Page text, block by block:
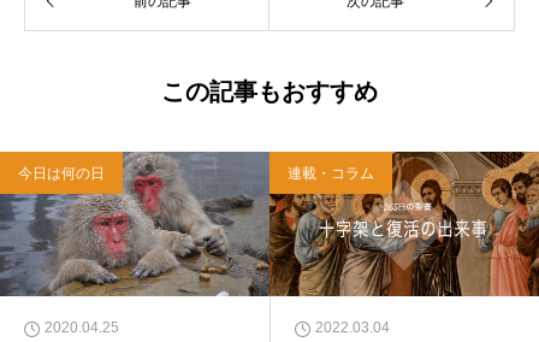
て、雜賀編集工房として独立。
この記事もおすすめ
今日は何の日
2020.04.25
連載・コラム
2022.03.04